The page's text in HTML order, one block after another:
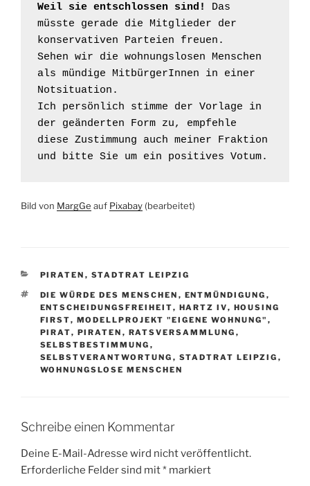
Weil sie entschlossen sind!
Das
müsste gerade die Mitglieder der
konservativen Parteien freuen.
Sehen wir die wohnungslosen Menschen
als mündige MitbürgerInnen in einer
Notsituation.
Ich persönlich stimme der Vorlage in
der geänderten Form zu, empfehle
diese Zustimmung auch meiner Fraktion
und bitte Sie um ein positives Votum.
Bild von MargGe auf Pixabay (bearbeitet)
KATEGORIEN
PIRATEN , STADTRAT LEIPZIG
SCHLAGWÖRTER
DIE WÜRDE DES MENSCHEN , ENTMÜNDIGUNG ,
ENTSCHEIDUNGSFREIHEIT, HARTZ IV, HOUSING
FIRST, MODELLPROJEKT "EIGENE WOHNUNG" ,
PIRAT, PIRATEN , RATSVERSAMMLUNG ,
SELBSTBESTIMMUNG ,
SELBSTVERANTWORTUNG , STADTRAT LEIPZIG ,
WOHNUNGSLOSE MENSCHEN
Schreibe einen Kommentar
Deine E-Mail-Adresse wird nicht veröffentlicht.
Erforderliche Felder sind mit* markiert